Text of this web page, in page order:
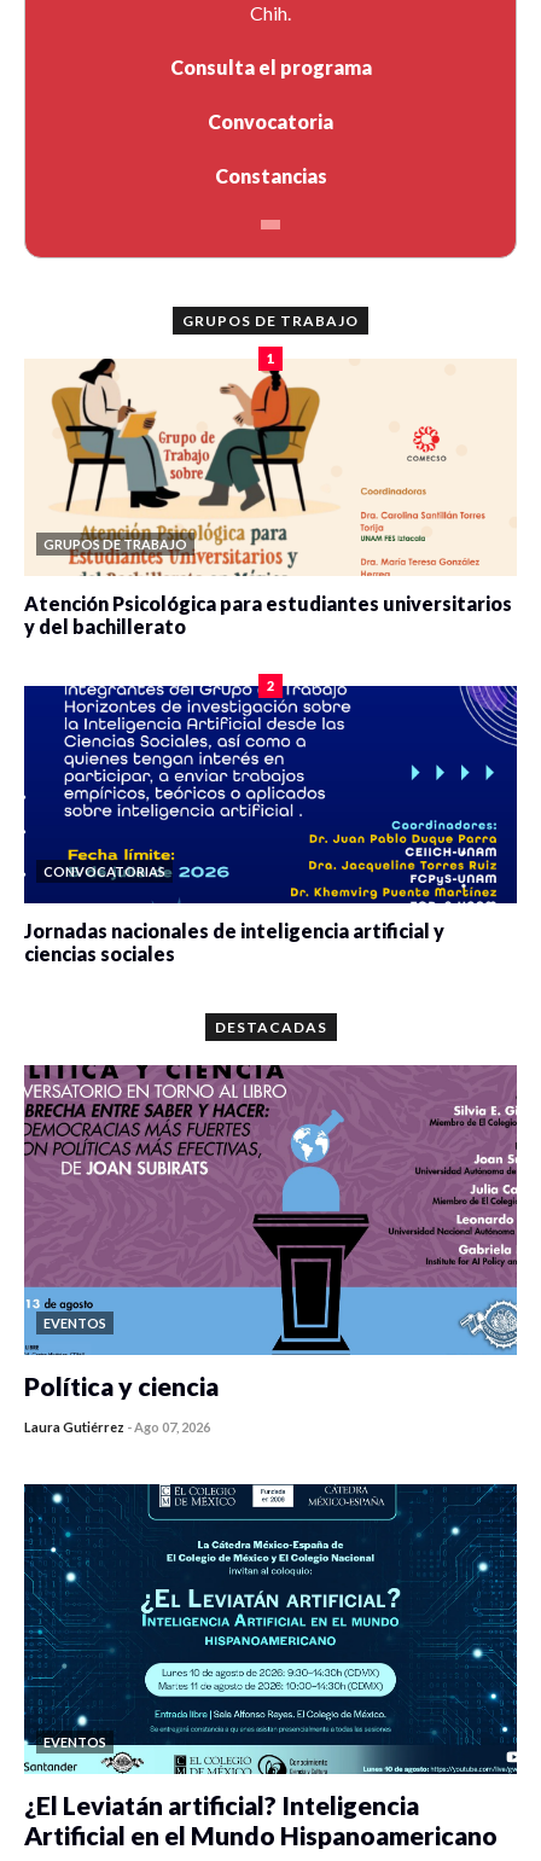
Chih.
Consulta el programa
Convocatoria
Constancias
GRUPOS DE TRABAJO
1
GRUPOS DE TRABAJO
Atención Psicológica para estudiantes universitarios
y del bachillerato
2
CONVOCATORIAS
Jornadas nacionales de inteligencia artificial y
ciencias sociales
DESTACADAS
EVENTOS
Política y ciencia
Laura Gutiérrez -Ago 07, 2026
EVENTOS
¿El Leviatán artificial? Inteligencia
Artificial en el Mundo Hispanoamericano